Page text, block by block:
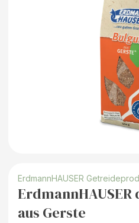
ErdmannHAUSER
aus Gerste